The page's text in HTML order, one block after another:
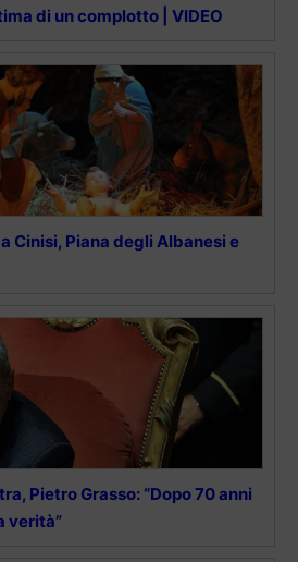
di un complotto | VIDEO
Cinisi, Piana degli Albanesi e
Pietro Grasso: “Dopo 70 anni
verità”